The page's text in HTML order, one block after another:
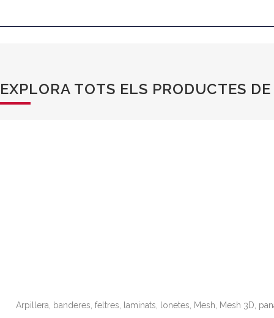
EXPLORA TOTS ELS PRODUCTES
Arpillera, banderes, feltres, laminats, lonetes, Mesh, Mesh 3D,